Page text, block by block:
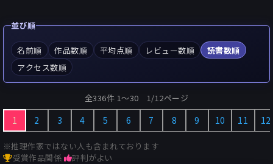
並び順
名前順 作品数順 平均点順 レビュー数順
読書数順
アクセス数順
全336件 1〜30 1/12ページ
1 2 3 4 5 6 7 8 9 10 11 12
※推理作家ではない人も含まれております
受賞作品関係
評判がよい